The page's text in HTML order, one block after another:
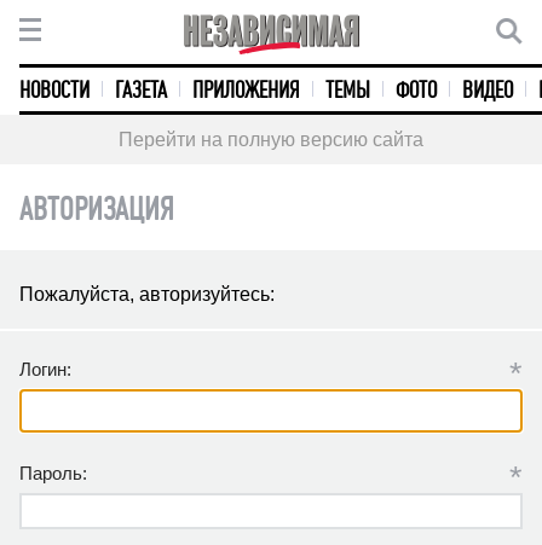
НОВОСТИ ГАЗЕТА ПРИЛОЖЕНИЯ ТЕМЫ ФОТО ВИДЕО
Перейти на полную версию сайта
АВТОРИЗАЦИЯ
Пожалуйста, авторизуйтесь:
Логин: *
Пароль: *